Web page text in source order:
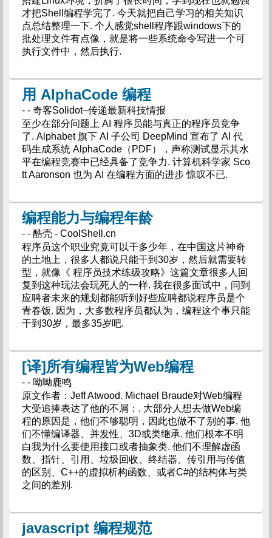
才把Shell编程学完了. 今天就把自己学习的相关知识
点总结整理一下. 个人感觉shell程序跟windows下的
批处理文件有点像，就是将一些系统命令写进一个可
执行文件中，然后执行.
用 AlphaCode 编程
- - 奇客Solidot–传递最新科技情报
至少在部分问题上 AI 程序员能与真正的程序员竞争
了. Alphabet 旗下 AI 子公司 DeepMind 宣布了 AI 代
码生成系统 AlphaCode（PDF），声称测试显示其水
平在编程竞赛中已经具备了竞争力. 计算机科学家 Sco
tt Aaronson 也为 AI 在编程方面的进步 惊叹不已.
编程能力与编程年龄
- - 酷壳 - CoolShell.cn
程序员这个职业究竟可以干多少年，在中国这片神奇
的土地上，很多人都说只能干到30岁，然后就需要转
型，就像《 程序员技术练级攻略》这篇文章很多人回
复到这种玩法会玩死人的一样. 我在很多面试中，问到
应聘者未来的规划都能听到好些应聘都说程序员是个
青春饭. 因为，大多数程序员都认为，编程这个事只能
干到30岁，最多35岁吧.
[译]所有编程皆为Web编程
- - 呦呦鹿鸣
原文作者：Jeff Atwood. Michael Braude对Web编程
大受追捧表达了他的不屑：. 大部分人想去做Web编
程的原因是，他们不够聪明，因此也做不了别的事. 他
们不懂编译器、并发性、3D或类继承. 他们根本不明
白我为什么要使用接口或者抽象类. 他们不理解虚函
数、指针、引用、垃圾回收、终结器、传引用与传值
的区别、C++的虚拟析构函数、或者C#的结构体与类
之间的差别.
javascript 编程规范